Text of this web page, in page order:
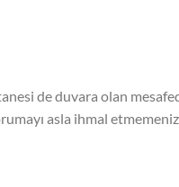
de duvara olan
asla ihmal etmemeniz